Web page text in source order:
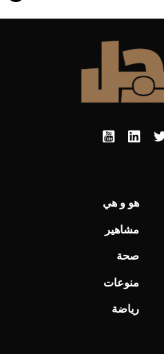
هو و هي
مشاهير
صحة
منوعات
رياضة